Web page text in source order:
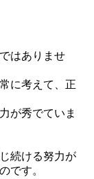
はありませ
に考えて、正
が秀でていま
続ける努力が
です。